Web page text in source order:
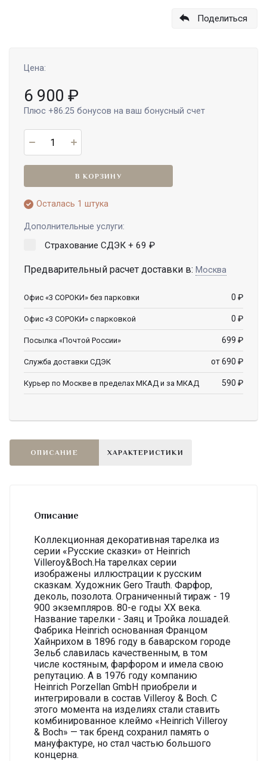
Поделиться
Цена:
6 900 ₽
Плюс +86.25 бонусов на ваш бонусный счет
В КОРЗИНУ
Осталась 1 штука
Дополнительные услуги:
Страхование СДЭК + 69 ₽
Предварительный расчет доставки в: Москва
Офис «3 СОРОКИ» без парковки 0 ₽
Офис «3 СОРОКИ» с парковкой 0 ₽
Посылка «Почтой России» 699 ₽
Служба доставки СДЭК от 690 ₽
Курьер по Москве в пределах МКАД и за МКАД 590 ₽
ОПИСАНИЕ ХАРАКТЕРИСТИКИ
Описание
Коллекционная декоративная тарелка из
серии «Русские сказки» от Heinrich
Villeroy&Boch.На тарелках серии
изображены иллюстрации к русским
сказкам. Художник Gero Trauth. Фарфор,
деколь, позолота. Ограниченный тираж - 19
900 экземпляров. 80-е годы ХХ века.
Название тарелки - Заяц и Тройка лошадей.
Фабрика Heinrich основанная Францом
Хайнрихом в 1896 году в баварском городе
Зельб славилась качественным, в том
числе костяным, фарфором и имела свою
репутацию. А в 1976 году компанию
Heinrich Porzellan GmbH приобрели и
интегрировали в состав Villeroy & Boch. С
этого момента на изделиях стали ставить
комбинированное клеймо «Heinrich Villeroy
& Boch» — так бренд сохранил память о
мануфактуре, но стал частью большого
концерна.